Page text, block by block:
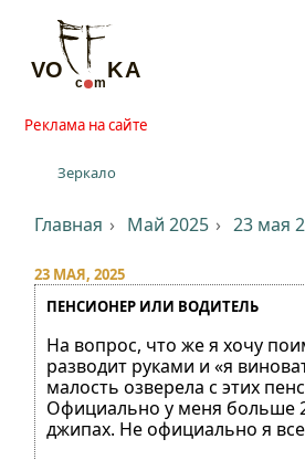
Реклама на сайте
Зеркало
Главная Май 2025 23 мая
23 МАЯ, 2025
ПЕНСИОНЕР ИЛИ ВОДИТЕЛЬ
На вопрос, что же я хочу
разводит руками и «я
малость озверела с этих
Официально у меня больше
джипах. Не официально я